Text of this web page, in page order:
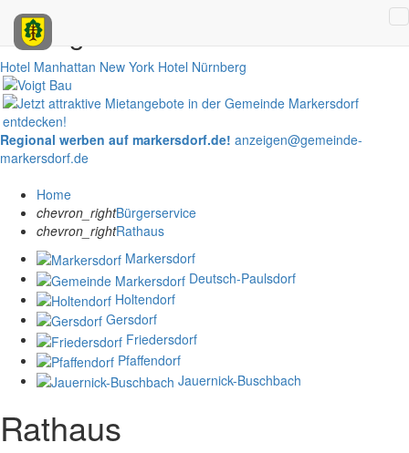
Anzeigen
Hotel Manhattan New York Hotel Nürnberg
Regional werben auf markersdorf.de! anzeigen@gemeinde-
markersdorf.de
Home
chevron_rightBürgerservice
chevron_rightRathaus
Markersdorf
Deutsch-Paulsdorf
Holtendorf
Gersdorf
Friedersdorf
Pfaffendorf
Jauernick-Buschbach
Rathaus